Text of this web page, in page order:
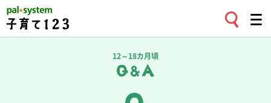
12～18カ月頃